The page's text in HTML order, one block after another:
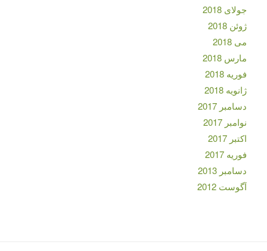
جولای 2018
ژوئن 2018
می 2018
مارس 2018
فوریه 2018
ژانویه 2018
دسامبر 2017
نوامبر 2017
اکتبر 2017
فوریه 2017
دسامبر 2013
آگوست 2012